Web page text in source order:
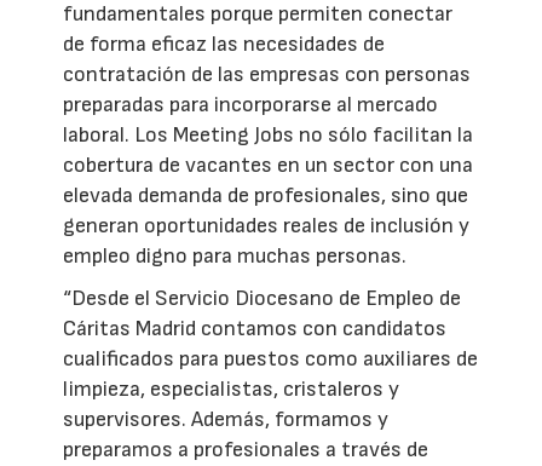
fundamentales porque permiten conectar
de forma eficaz las necesidades de
contratación de las empresas con personas
preparadas para incorporarse al mercado
laboral. Los Meeting Jobs no sólo facilitan la
cobertura de vacantes en un sector con una
elevada demanda de profesionales, sino que
generan oportunidades reales de inclusión y
empleo digno para muchas personas.
“Desde el Servicio Diocesano de Empleo de
Cáritas Madrid contamos con candidatos
cualificados para puestos como auxiliares de
limpieza, especialistas, cristaleros y
supervisores. Además, formamos y
preparamos a profesionales a través de